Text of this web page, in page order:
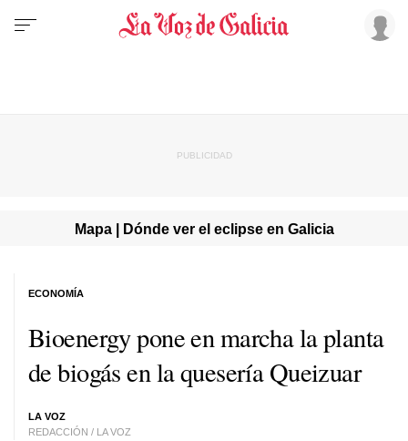
Mapa | Dónde ver el eclipse en Galicia
Bioenergy pone en marcha la planta
de biogás en la quesería Queizuar
LA VOZ
REDACCIÓN / LA VOZ
ECONOMÍA